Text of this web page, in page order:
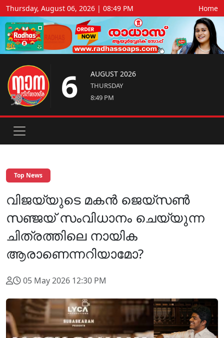
Thursday, August 06, 2026 | 08:49 PM Home
6 AUGUST 2026
THURSDAY
8:49 PM
Top News
വിജയ്‌യുടെ മകൻ ജെയ്‌സൺ
സഞ്ജയ് സംവിധാനം ചെയ്യുന്ന
ചിത്രത്തിലെ നായിക
ആരാണെന്നറിയാമോ?
05 May 2026 12:30 PM